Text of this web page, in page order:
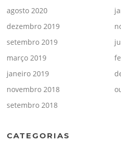
agosto 2020
dezembro 2019
setembro 2019
março 2019
janeiro 2019
novembro 2018
setembro 2018
CATEGORIAS